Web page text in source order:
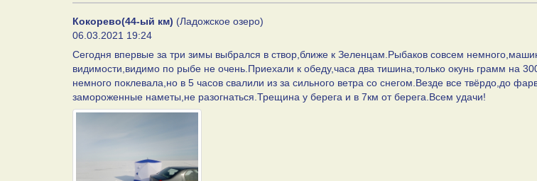
Кокорево(44-ый км) (Ладожское озеро)
06.03.2021 19:24
Сегодня впервые за три зимы выбрался в створ,ближе к Зеленцам.Рыбаков совсем
видимости,видимо по рыбе не очень.Приехали к обеду,часа два тишина,только окунь грамм на
немного поклевала,но в 5 часов свалили из за сильного ветра со снегом.Везде все твёрдо,до
замороженные наметы,не разогнаться.Трещина у берега и в 7км от берега.Всем удачи!